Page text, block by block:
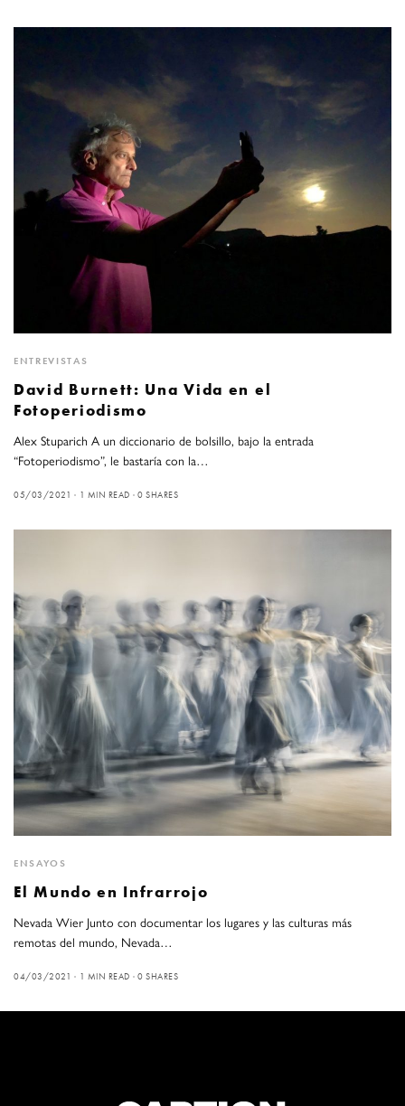
ENTREVISTAS
David Burnett: Una Vida en el
Fotoperiodismo
Alex Stuparich A un diccionario de bolsillo, bajo la entrada
“Fotoperiodismo”, le bastaría con la…
05/03/2021 1 MIN READ 0 SHARES
ENSAYOS
El Mundo en Infrarrojo
Nevada Wier Junto con documentar los lugares y las culturas más
remotas del mundo, Nevada…
04/03/2021 1 MIN READ 0 SHARES